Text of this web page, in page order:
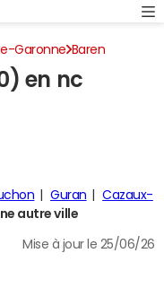
Garonne Baren
en nc
Guran
Cazaux-
autre ville
Mise à jour le 25/06/26